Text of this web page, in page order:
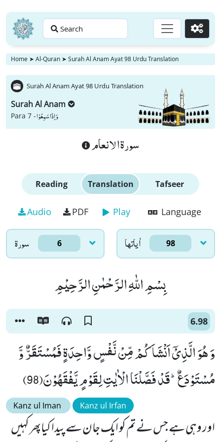
Search Go
Home ➤ Al-Quran ➤ Surah Al Anam Ayat 98 Urdu Translation
Surah Al Anam Ayat 98 Urdu Translation
Surah Al Anam
Para 7 -وَ اِذَا سَمِعُوْا
سورة الانعام
Reading Translation Tafseer
Audio PDF Play Language
سورۃ 6 اٰياتها 98
بِسْمِ اللّٰهِ الرَّحْمٰنِ الرَّحِیْمِ
6.98
وَ هُوَ الَّذِیْۤ اَنْشَاَكُمْ مِّنْ نَّفْسٍ وَّاحِدَةٍ فَمُسْتَقَرٌّ وَّ
مُسْتَوْدَعٌؕ-قَدْ فَصَّلْنَا الْاٰیٰتِ لِقَوْمٍ یَّفْقَهُوْنَ(98)
Kanz ul Iman Kanz ul Irfan
اور وہی ہے جس نے تم کو ایک جان سے پیدا کیاپھر کہیں